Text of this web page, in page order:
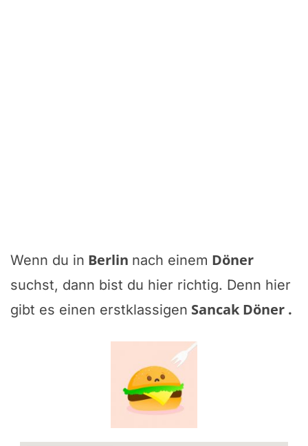
Wenn du in Berlin nach einem Döner
suchst, dann bist du hier richtig. Denn hier
gibt es einen erstklassigen Sancak Döner .